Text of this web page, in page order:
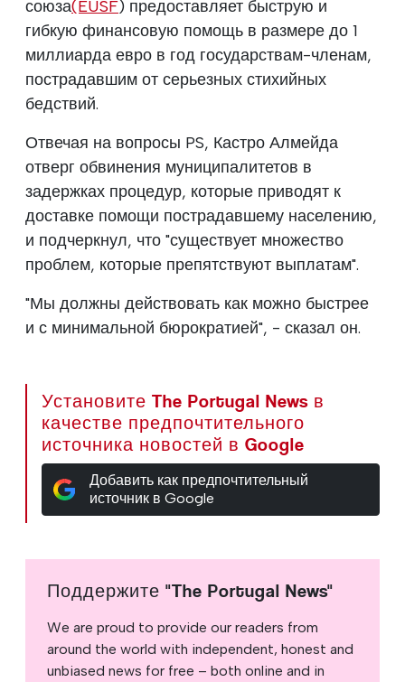
союза(EUSF) предоставляет быструю и
гибкую финансовую помощь в размере до 1
миллиарда евро в год государствам-членам,
пострадавшим от серьезных стихийных
бедствий.
Отвечая на вопросы PS, Кастро Алмейда
отверг обвинения муниципалитетов в
задержках процедур, которые приводят к
доставке помощи пострадавшему населению,
и подчеркнул, что "существует множество
проблем, которые препятствуют выплатам".
"Мы должны действовать как можно быстрее
и с минимальной бюрократией", - сказал он.
Установите The Portugal News в
качестве предпочтительного
источника новостей в Google
Добавить как предпочтительный
источник в Google
Поддержите "The Portugal News"
We are proud to provide our readers from
around the world with independent, honest and
unbiased news for free – both online and in